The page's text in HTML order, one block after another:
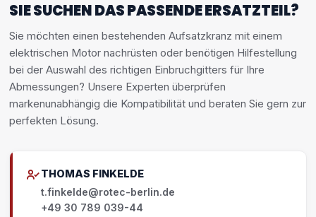
SIE SUCHEN DAS PASSENDE ERSATZTEIL?
Sie möchten einen bestehenden Aufsatzkranz mit einem
elektrischen Motor nachrüsten oder benötigen Hilfestellung
bei der Auswahl des richtigen Einbruchgitters für Ihre
Abmessungen? Unsere Experten überprüfen
markenunabhängig die Kompatibilität und beraten Sie gern zur
perfekten Lösung.
THOMAS FINKELDE
t.finkelde@rotec-berlin.de
+49 30 789 039-44